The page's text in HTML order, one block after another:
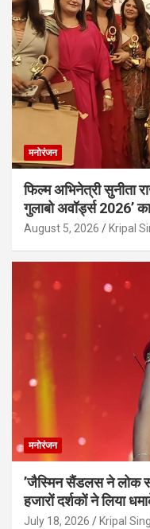
मनोरंजन
फिल्म अभिनेत्री सुनीता
गुलाबो अवॉर्ड्स 2026’
August 5, 2026 Kripal
मनोरंजन
’जैस्मिन सैंडलस ने लोक
हजारों दर्शकों ने लिया
July 18, 2026 Kripal